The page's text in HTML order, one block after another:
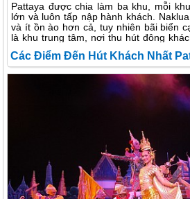
Pattaya được chia làm ba khu, mỗi
lớn và luôn tấp nập hành khách.
và ít ồn ào hơn cả, tuy nhiên bãi biển
là khu trung tâm, nơi thu hút đông
phố dài chạy dọc biển, hàng dừa cao
quầy bar đèn màu rực rỡ, tấp nập
Walking Street, khu phố đi bộ đầy sắc
về. Jomtien là khu phía nam nằm ở
ăn rất thơ mộng nằm sát bờ biển.
của chúng tôi bắt đầu bằng những
phòng nghỉ. Với tấm bản đồ trên tay,
con phố nhỏ, xinh xắn nối Pattaya 1
hàng rào gỗ, mái nhà, hàng hiên, lan
liền bar chính vì thiên nhiên và con
điểm du lịch cuốn hút khách du lịch tới
điểm bỏ túi cho các bạn khi đi du lịch
Các Điểm Đến Hút Khách Nhất